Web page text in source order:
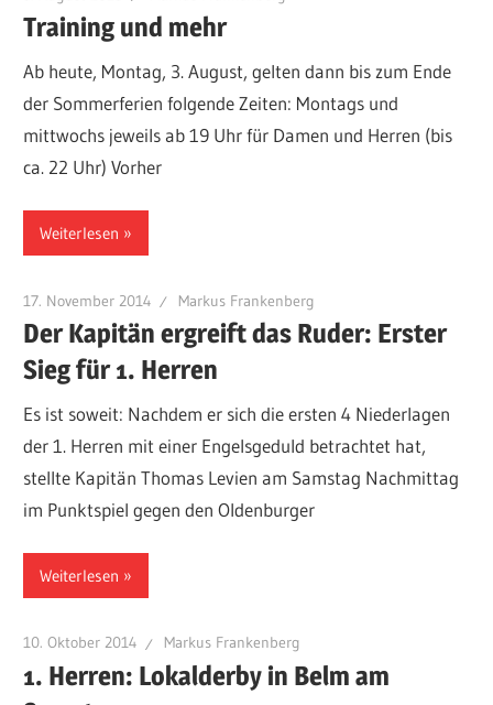
Training und mehr
Ab heute, Montag, 3. August, gelten dann bis zum Ende
der Sommerferien folgende Zeiten: Montags und
mittwochs jeweils ab 19 Uhr für Damen und Herren (bis
ca. 22 Uhr) Vorher
Weiterlesen
17. November 2014 Markus Frankenberg
Der Kapitän ergreift das Ruder: Erster
Sieg für 1. Herren
Es ist soweit: Nachdem er sich die ersten 4 Niederlagen
der 1. Herren mit einer Engelsgeduld betrachtet hat,
stellte Kapitän Thomas Levien am Samstag Nachmittag
im Punktspiel gegen den Oldenburger
Weiterlesen
10. Oktober 2014 Markus Frankenberg
1. Herren: Lokalderby in Belm am